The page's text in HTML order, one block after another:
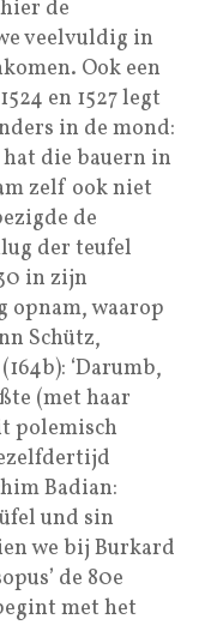
de
veelvuldig in
Ook een
en 1527 legt
in de mond:
die bauern in
zelf ook niet
de
der teufel
in zijn
opnam, waarop
Schütz,
‘Darumb,
(met haar
polemisch
Badian:
und sin
we bij Burkard
de 80e
met het